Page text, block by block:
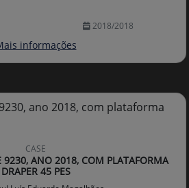
2018/2018
informações
CASE
9230, ANO 2018, COM PLATAFORMA
DRAPER 45 PES